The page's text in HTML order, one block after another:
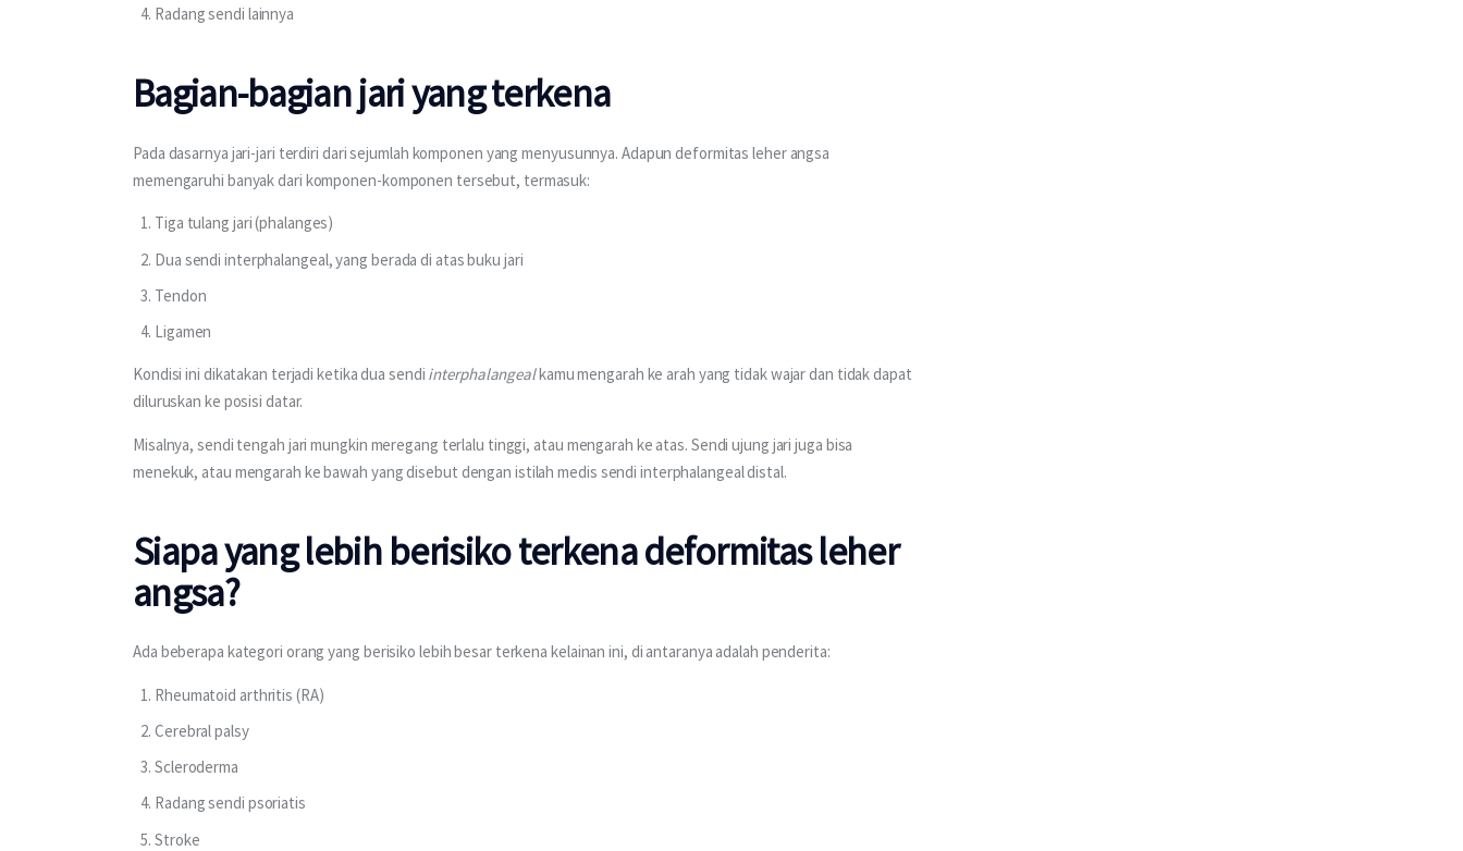
Radang sendi lainnya
Bagian-bagian jari yang terkena
Pada dasarnya jari-jari terdiri dari sejumlah komponen yang menyusunnya. Adapun deformitas leher angsa
memengaruhi banyak dari komponen-komponen tersebut, termasuk:
Tiga tulang jari (phalanges)
Dua sendi interphalangeal, yang berada di atas buku jari
Tendon
Ligamen
Kondisi ini dikatakan terjadi ketika dua sendi interphalangeal kamu mengarah ke arah yang tidak wajar dan tidak dapat
diluruskan ke posisi datar.
Misalnya, sendi tengah jari mungkin meregang terlalu tinggi, atau mengarah ke atas. Sendi ujung jari juga bisa
menekuk, atau mengarah ke bawah yang disebut dengan istilah medis sendi interphalangeal distal.
Siapa yang lebih berisiko terkena deformitas leher
angsa?
Ada beberapa kategori orang yang berisiko lebih besar terkena kelainan ini, di antaranya adalah penderita:
Rheumatoid arthritis (RA)
Cerebral palsy
Scleroderma
Radang sendi psoriatis
Stroke